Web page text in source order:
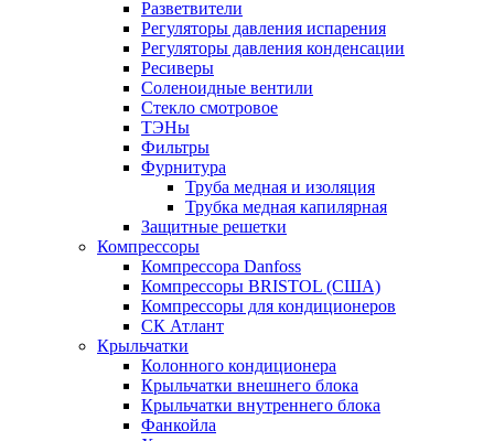
Разветвители
Регуляторы давления испарения
Регуляторы давления конденсации
Ресиверы
Соленоидные вентили
Стекло смотровое
ТЭНы
Фильтры
Фурнитура
Труба медная и изоляция
Трубка медная капилярная
Защитные решетки
Компрессоры
Компрессора Danfoss
Компрессоры BRISTOL (США)
Компрессоры для кондиционеров
СК Атлант
Крыльчатки
Колонного кондиционера
Крыльчатки внешнего блока
Крыльчатки внутреннего блока
Фанкойла